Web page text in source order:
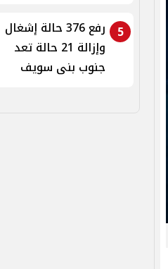
5
رفع 376 حالة إشغال
وإزالة 21 حالة تعد
جنوب بنى سويف